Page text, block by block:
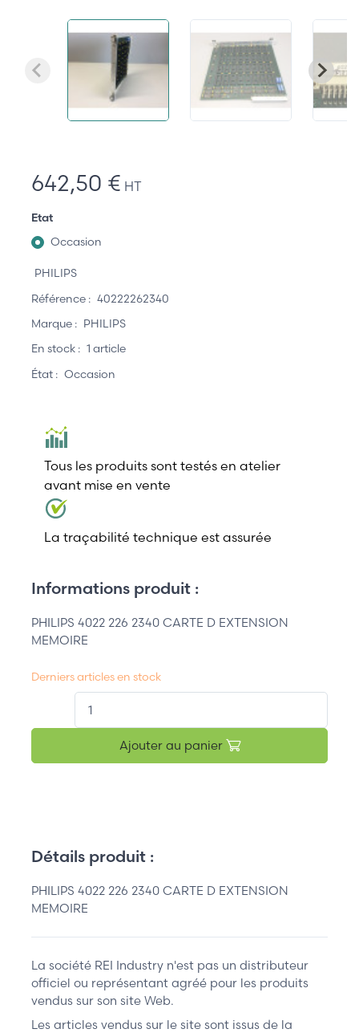
642,50 € HT
Etat
Occasion
PHILIPS
Référence : 40222262340
Marque : PHILIPS
En stock : 1 article
État : Occasion
Tous les produits sont testés en atelier
avant mise en vente
La traçabilité technique est assurée
Informations produit :
PHILIPS 4022 226 2340 CARTE D EXTENSION
MEMOIRE
Derniers articles en stock
Ajouter au panier
Détails produit :
PHILIPS 4022 226 2340 CARTE D EXTENSION
MEMOIRE
La société REI Industry n'est pas un distributeur
officiel ou représentant agréé pour les produits
vendus sur son site Web.
Les articles vendus sur le site sont issus de la